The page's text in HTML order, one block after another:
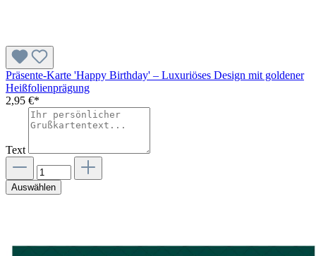
Präsente-Karte 'Happy Birthday' – Luxuriöses Design mit goldener
Heißfolienprägung
2,95 €*
Text
Auswählen